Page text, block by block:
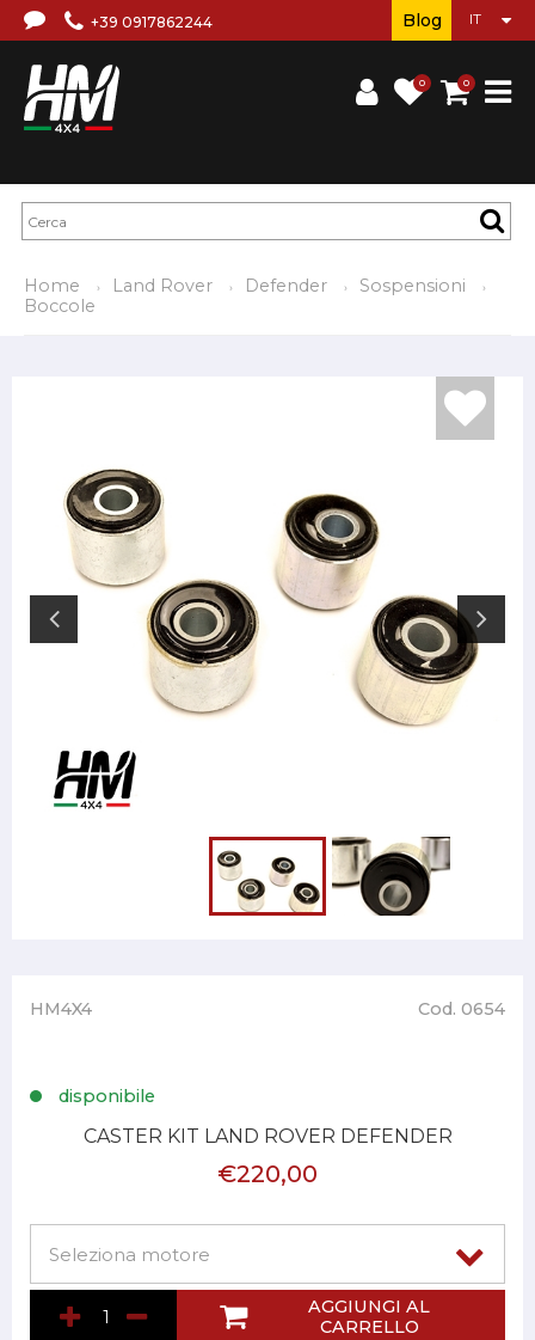
+39 0917862244
0 0
Blog
Home Land Rover Defender
Sospensioni
Boccole
HM4X4 Cod. 0654
disponibile
CASTER KIT LAND ROVER DEFENDER
€220,00
AGGIUNGI AL
CARRELLO